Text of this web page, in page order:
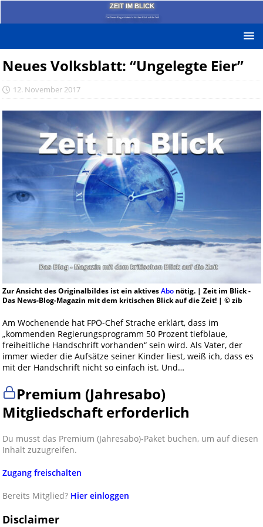
ZEIT IM BLICK
Das News-Blog mit dem kritischen Blick auf die Zeit!
Neues Volksblatt: “Ungelegte Eier”
12. November 2017
Zur Ansicht des Originalbildes ist ein aktivesAbonötig. | Zeit im Blick -
Das News-Blog-Magazin mit dem kritischen Blick auf die Zeit! | © zib
Am Wochenende hat FPÖ-Chef Strache erklärt, dass im
„kommenden Regierungsprogramm 50 Prozent tiefblaue,
freiheitliche Handschrift vorhanden“ sein wird. Als Vater, der
immer wieder die Aufsätze seiner Kinder liest, weiß ich, dass es
mit der Handschrift nicht so einfach ist. Und…
Premium (Jahresabo)
Mitgliedschaft erforderlich
Du musst das Premium (Jahresabo)-Paket buchen, um auf diesen
Inhalt zuzugreifen.
Zugang freischalten
Bereits Mitglied? Hier einloggen
Disclaimer